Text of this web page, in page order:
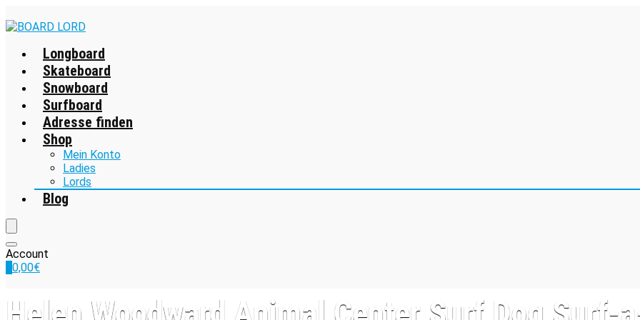
Longboard
Skateboard
Snowboard
Surfboard
Adresse finden
Shop
Mein Konto
Ladies
Lords
Blog
Account
0,00€